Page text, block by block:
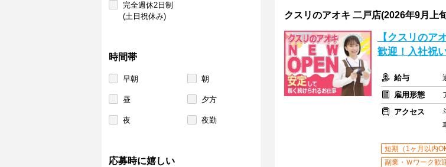
完全週休2日制
(土日祝休み)
時間帯
早朝 朝
昼 夕方
夜 夜勤
応募時に嬉しい
クスリのアオキ 二戸店(2026年9月上
【クスリのア
歓迎！入社祝
給与
雇用形態
アクセス
短期（1ヶ月以内OK
副業・Ｗワーク歓